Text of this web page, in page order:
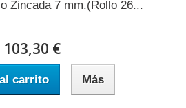
Zincada 7 mm.(Rollo 26...
103,30 €
carrito Más